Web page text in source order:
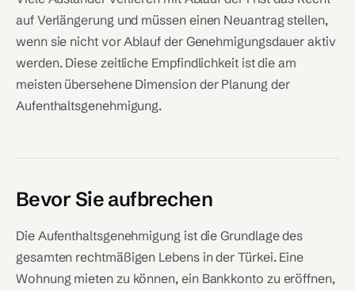
auf Verlängerung und müssen einen Neuantrag stellen,
wenn sie nicht vor Ablauf der Genehmigungsdauer aktiv
werden. Diese zeitliche Empfindlichkeit ist die am
meisten übersehene Dimension der Planung der
Aufenthaltsgenehmigung.
Bevor Sie aufbrechen
Die Aufenthaltsgenehmigung ist die Grundlage des
gesamten rechtmäßigen Lebens in der Türkei. Eine
Wohnung mieten zu können, ein Bankkonto zu eröffnen,